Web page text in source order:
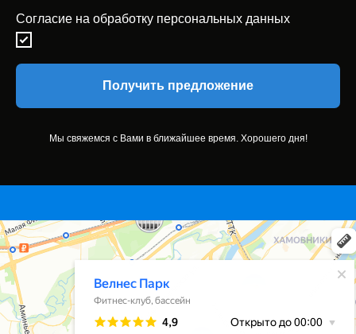
Согласие на обработку персональных данных
Получить предложение
Мы свяжемся с Вами в ближайшее время. Хорошего дня!